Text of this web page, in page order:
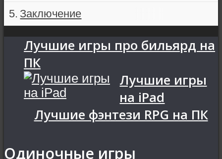
Заключение
Лучшие игры про бильярд на
ПК
Лучшие игры
на iPad
Лучшие фэнтези RPG на ПК
Одиночные игры